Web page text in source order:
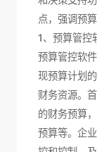
点，强调预
1、预算管控
预算管控软
现预算计划
财务资源。
的财务预算
预算等。企